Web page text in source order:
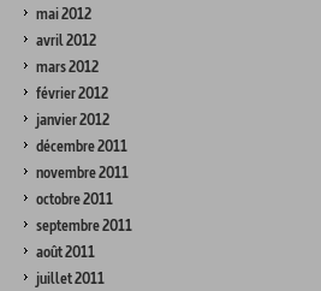
mai 2012
avril 2012
mars 2012
février 2012
janvier 2012
décembre 2011
novembre 2011
octobre 2011
septembre 2011
août 2011
juillet 2011